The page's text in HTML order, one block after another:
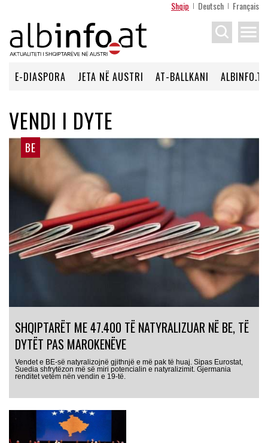
Shqip Deutsch Français
menu
E-DIASPORA JETA NË AUSTRI AT-BALLKANI ALBINFO.TV
VENDI I DYTE
BE
SHQIPTARËT ME 47.400 TË NATYRALIZUAR NË BE, TË
DYTËT PAS MAROKENËVE
Vendet e BE-së natyralizojnë gjithnjë e më pak të huaj. Sipas Eurostat,
Suedia shfrytëzon më së miri potencialin e natyralizimit. Gjermania
renditet vetëm nën vendin e 19-të.